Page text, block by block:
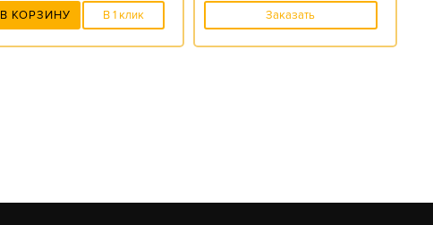
В КОРЗИНУ В 1 клик Заказать